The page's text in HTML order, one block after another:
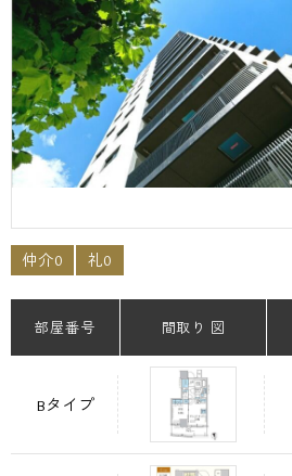
仲介0 礼0
部屋番号 間取り 図
Bタイプ